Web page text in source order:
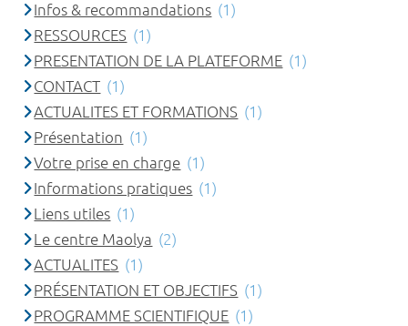
Infos & recommandations (1)
RESSOURCES (1)
PRESENTATION DE LA PLATEFORME (1)
CONTACT (1)
ACTUALITES ET FORMATIONS (1)
Présentation (1)
Votre prise en charge (1)
Informations pratiques (1)
Liens utiles (1)
Le centre Maolya (2)
ACTUALITES (1)
PRÉSENTATION ET OBJECTIFS (1)
PROGRAMME SCIENTIFIQUE (1)